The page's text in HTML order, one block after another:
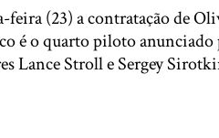
(23) a contratação de
é o quarto piloto anunciado
Lance Stroll e Sergey